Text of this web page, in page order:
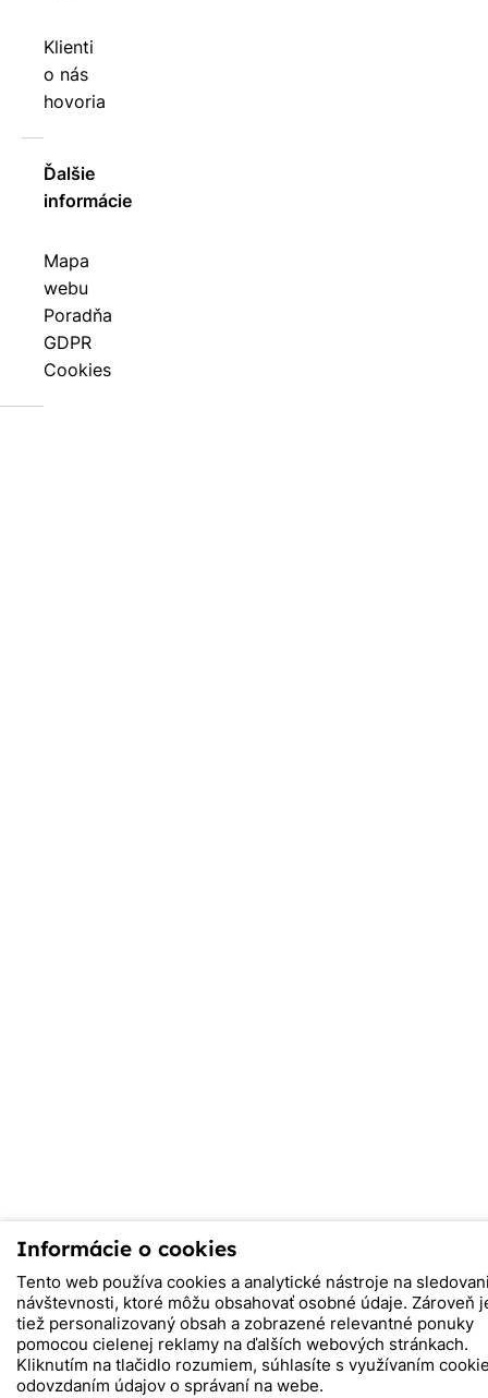
Klienti
o nás
hovoria
Ďalšie
informácie
Mapa
webu
Poradňa
GDPR
Cookies
Informácie o cookies
Tento web používa cookies a analytické nástroje na
návštevnosti, ktoré môžu obsahovať osobné údaje. Zároveň
tiež personalizovaný obsah a zobrazené relevantné ponuky
pomocou cielenej reklamy na ďalších webových stránkach.
Kliknutím na tlačidlo rozumiem, súhlasíte s využívaním
odovzdaním údajov o správaní na webe.